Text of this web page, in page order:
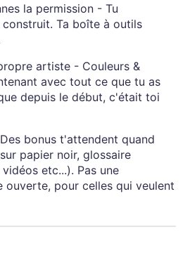
la permission - Tu
Ta boîte à outils
artiste - Couleurs &
avec tout ce que tu as
depuis le début, c'était toi
Des bonus t'attendent quand
papier noir, glossaire
etc...). Pas une
pour celles qui veulent